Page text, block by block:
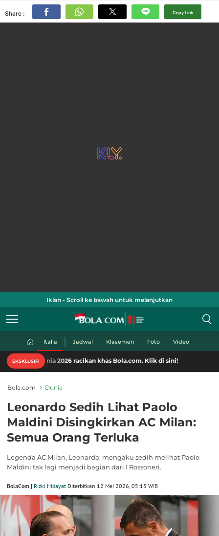
Share : Copy Link
Iklan - Scroll ke bawah untuk melanjutkan
Italia Jadwal Klasemen Foto Video
EKSKLUSIF!
2026 racikan khas Bola.com. Klik di sini!
Bola.com Dunia
Leonardo Sedih Lihat Paolo
Maldini Disingkirkan AC Milan:
Semua Orang Terluka
Legenda AC Milan, Leonardo, mengaku sedih melihat Paolo
Maldini tak lagi menjadi bagian dari I Rossoneri.
BolaCom | Rizki Hidayat Diterbitkan 12 Mei 2026, 05:15 WIB